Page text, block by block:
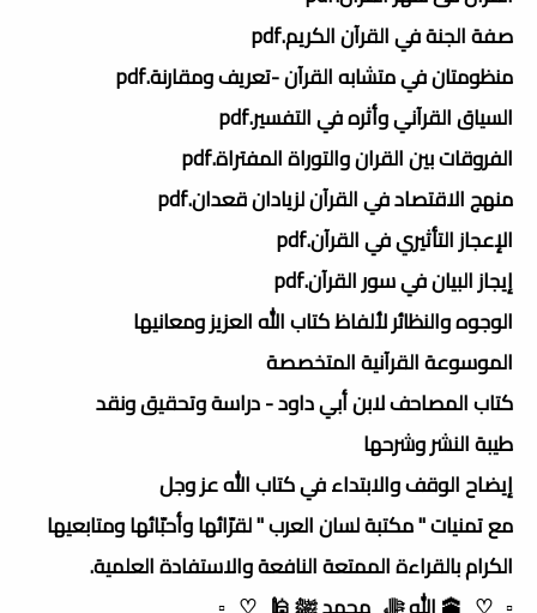
صفة الجنة في القرآن الكريم.pdf
منظومتان في متشابه القرآن -تعريف ومقارنة.pdf
السياق القرآني وأثره في التفسير.pdf
الفروقات بين القران والتوراة المفتراة.pdf
منهج الاقتصاد في القرآن لزيادان قعدان.pdf
الإعجاز التأثيري في القرآن.pdf
إيجاز البيان في سور القرآن.pdf
الوجوه والنظائر لألفاظ كتاب الله العزيز ومعانيها
الموسوعة القرآنية المتخصصة
كتاب المصاحف لابن أبي داود - دراسة وتحقيق ونقد
طيبة النشر وشرحها
إيضاح الوقف والابتداء في كتاب الله عز وجل
مع تمنيات " مكتبة لسان العرب " لقرّائها وأحبّائها ومتابعيها
الكرام بالقراءة الممتعة النافعة والاستفادة العلمية.